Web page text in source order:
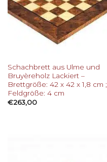
Schachbrett aus Ulme und
Bruyèreholz Lackiert –
Brettgröße: 42 x 42 x 1,8 cm ;
Feldgröße: 4 cm
€263,00